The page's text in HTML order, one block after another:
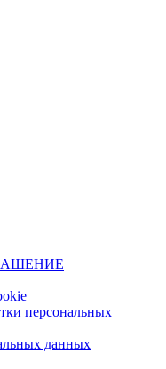
персональных
данных